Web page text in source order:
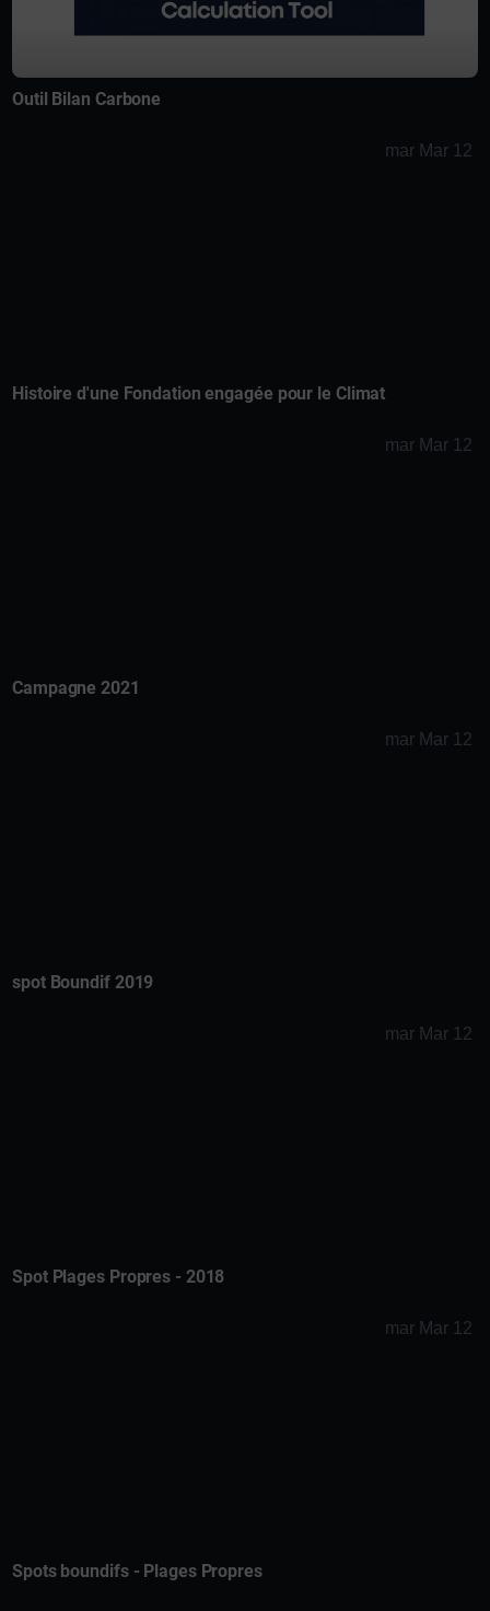
Outil Bilan Carbone
mar Mar 12
Histoire d'une Fondation engagée pour le Climat
mar Mar 12
Campagne 2021
mar Mar 12
spot Boundif 2019
mar Mar 12
Spot Plages Propres - 2018
mar Mar 12
Spots boundifs - Plages Propres